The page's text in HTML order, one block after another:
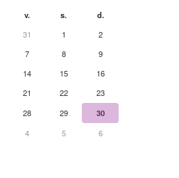
v. s.
d.
31 1
2
7 8
9
14 15
16
21 22
23
28 29
30
4 5 6